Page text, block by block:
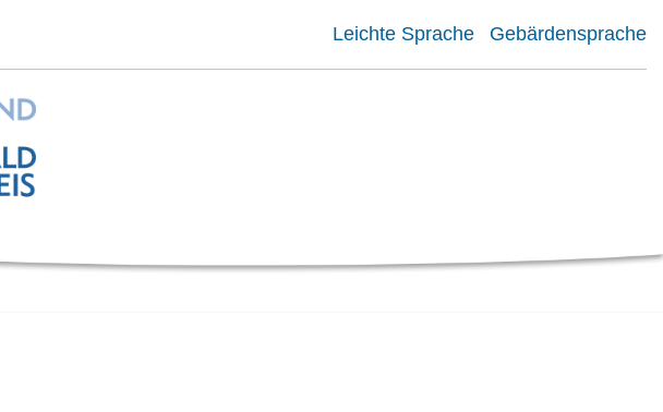
Leichte Sprache Gebärdensprache